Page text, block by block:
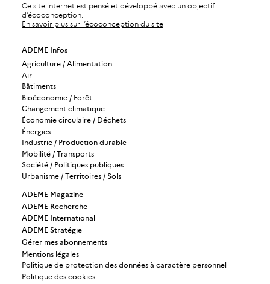
Ce site internet est pensé et développé avec un objectif
d’écoconception.
En savoir plus sur l’écoconception du site
ADEME Infos
Agriculture / Alimentation
Air
Bâtiments
Bioéconomie / Forêt
Changement climatique
Économie circulaire / Déchets
Énergies
Industrie / Production durable
Mobilité / Transports
Société / Politiques publiques
Urbanisme / Territoires / Sols
ADEME Magazine
ADEME Recherche
ADEME International
ADEME Stratégie
Gérer mes abonnements
Mentions légales
Politique de protection des données à caractère personnel
Politique des cookies